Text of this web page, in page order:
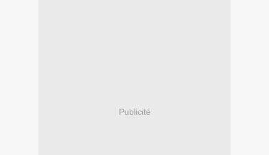
Publicité